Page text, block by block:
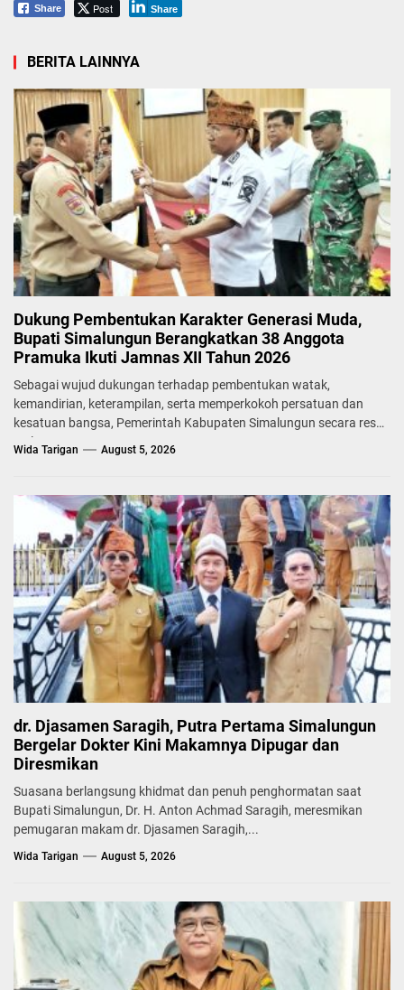
Share Post Share
BERITA LAINNYA
Dukung Pembentukan Karakter Generasi Muda,
Bupati Simalungun Berangkatkan 38 Anggota
Pramuka Ikuti Jamnas XII Tahun 2026
Sebagai wujud dukungan terhadap pembentukan watak,
kemandirian, keterampilan, serta memperkokoh persatuan dan
kesatuan bangsa, Pemerintah Kabupaten Simalungun secara resmi
melepas...
Wida Tarigan August 5, 2026
dr. Djasamen Saragih, Putra Pertama Simalungun
Bergelar Dokter Kini Makamnya Dipugar dan
Diresmikan
Suasana berlangsung khidmat dan penuh penghormatan saat
Bupati Simalungun, Dr. H. Anton Achmad Saragih, meresmikan
pemugaran makam dr. Djasamen Saragih,...
Wida Tarigan August 5, 2026